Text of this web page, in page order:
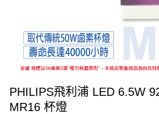
PHILIPS飛利浦 LED 6.5W
MR16 杯燈